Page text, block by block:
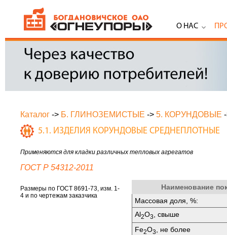
О НАС
Каталог -> Б. ГЛИНОЗЕМИСТЫЕ -> 5. КОРУНДОВЫЕ
5.1. ИЗДЕЛИЯ КОРУНДОВЫЕ СРЕДНЕПЛОТНЫЕ
Применяются для кладки различных тепловых агрегатов
ГОСТ Р 54312-2011
Размеры по ГОСТ 8691-73, изм. 1-
4 и по чертежам заказчика
Наименование
Массовая доля, %:
Аl2O3
, свыше
Fе2O3
, не более